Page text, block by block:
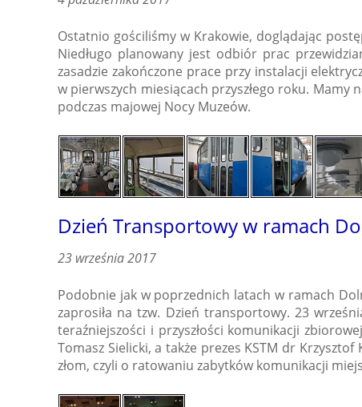
Ostatnio gościliśmy w Krakowie, doglądając
Niedługo planowany jest odbiór prac
zasadzie zakończone prace przy instalacji
w pierwszych miesiącach przyszłego roku. Mamy
podczas majowej Nocy Muzeów.
Dzień Transportowy w ramach
23 września 2017
Podobnie jak w poprzednich latach w ramach
zaprosiła na tzw. Dzień transportowy. 23
teraźniejszości i przyszłości komunikacji
Tomasz Sielicki, a także prezes KSTM dr
złom, czyli o ratowaniu zabytków komunikacji